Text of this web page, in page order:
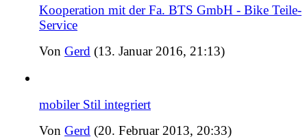
Kooperation mit der Fa. BTS GmbH - Bike Teile-
Service
Von Gerd (13. Januar 2016, 21:13)
mobiler Stil integriert
Von Gerd (20. Februar 2013, 20:33)